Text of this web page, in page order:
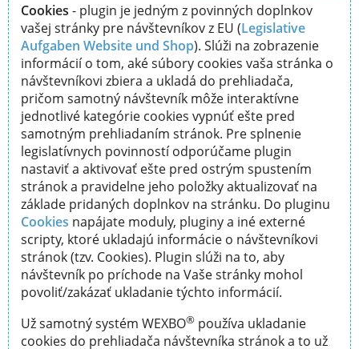
Cookies - plugin je jedným z povinných doplnkov
vašej stránky pre návštevníkov z EU (Legislative
Aufgaben Website und Shop). Slúži na zobrazenie
informácií o tom, aké súbory cookies vaša stránka o
návštevníkovi zbiera a ukladá do prehliadača,
pričom samotný návštevník môže interaktívne
jednotlivé kategórie cookies vypnúť ešte pred
samotným prehliadaním stránok. Pre splnenie
legislatívnych povinností odporúčame plugin
nastaviť a aktivovať ešte pred ostrým spustením
stránok a pravidelne jeho položky aktualizovať na
základe pridaných doplnkov na stránku. Do pluginu
Cookies napájate moduly, pluginy a iné externé
scripty, ktoré ukladajú informácie o návštevníkovi
stránok (tzv. Cookies). Plugin slúži na to, aby
návštevník po príchode na Vaše stránky mohol
povoliť/zakázať ukladanie týchto informácií.
Už samotný systém WEXBO® používa ukladanie
cookies do prehliadača návštevníka stránok a to už